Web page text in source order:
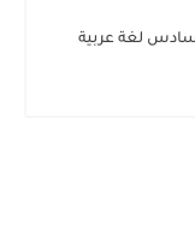
لغة عربية